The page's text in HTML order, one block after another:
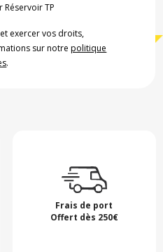
TP
exercer vos droits,
sur notrepolitique
.
Frais de port
Offert dès 250€